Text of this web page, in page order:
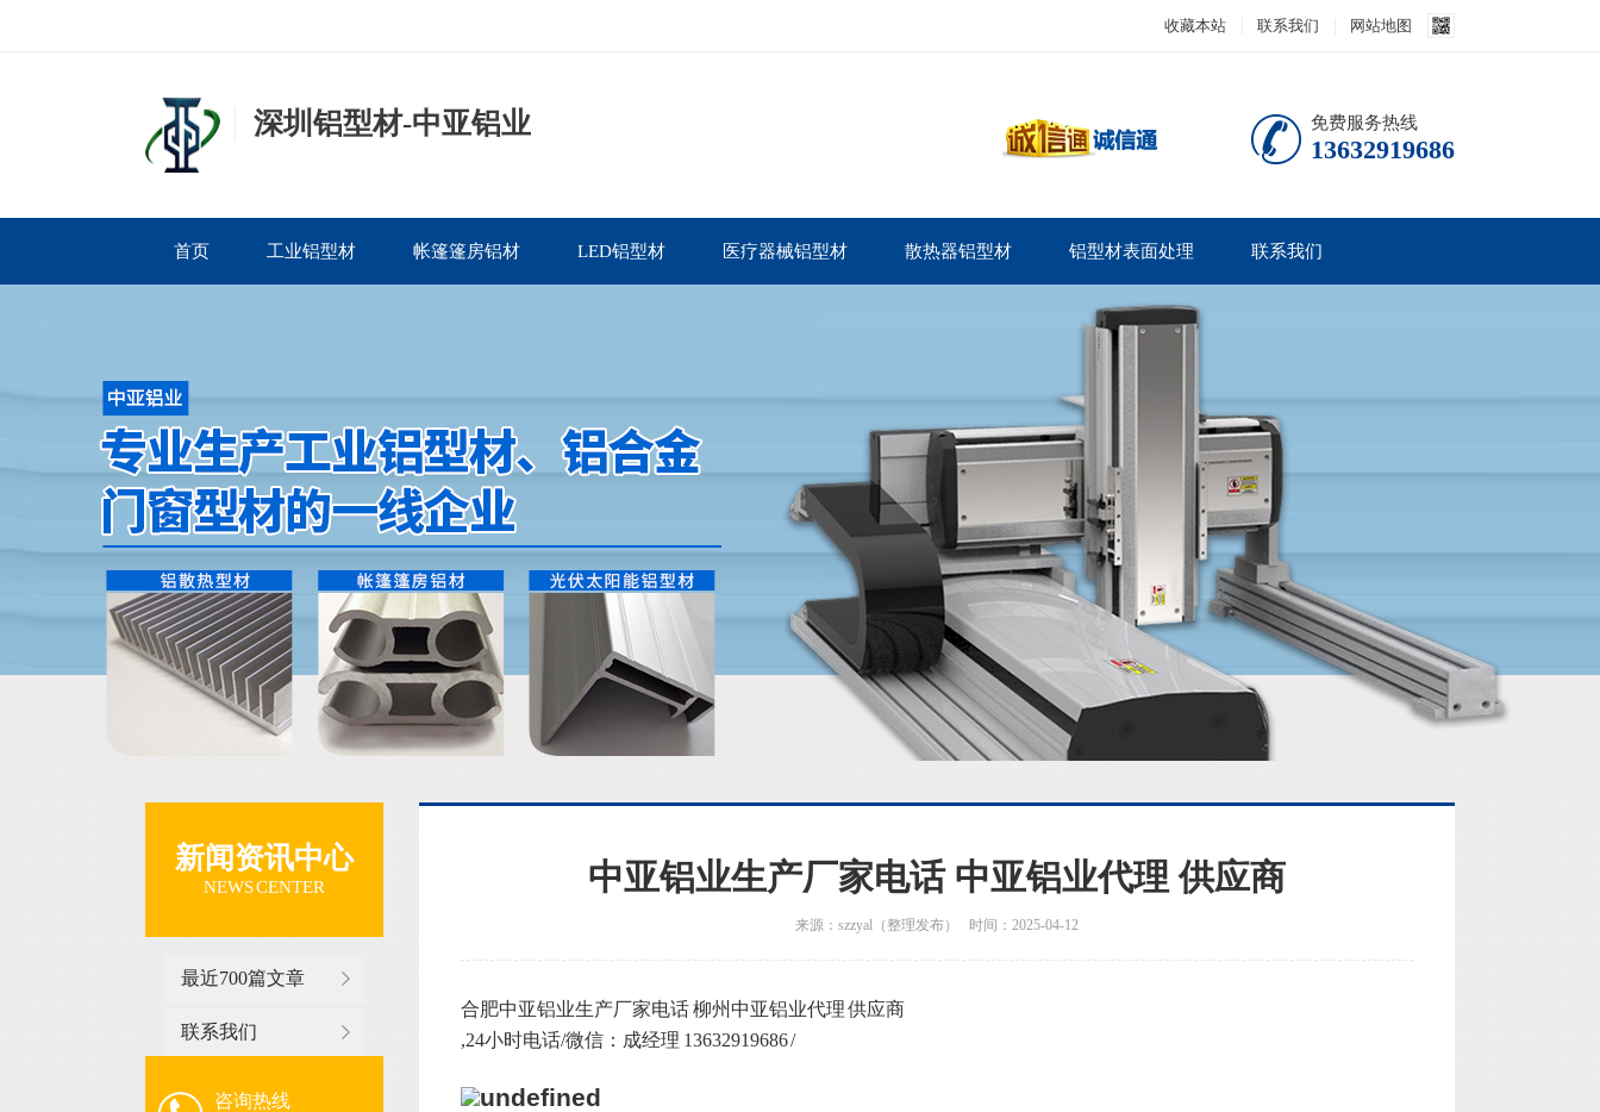
收藏本站 联系我们 网站地图
深圳铝型材-中亚铝业 免费服务热线
13632919686
首页 工业铝型材 帐篷篷房铝材 LED铝型材 医疗器械铝型材 散热器铝型材 铝型材表面处理 联系我们
新闻资讯中心
NEWS CENTER
最近700篇文章
联系我们
咨询热线
中亚铝业生产厂家电话 中亚铝业代理 供应商
来源：szzyal（整理发布） 时间：2025-04-12
合肥中亚铝业生产厂家电话 柳州中亚铝业代理 供应商
,24小时电话/微信：成经理 13632919686 /